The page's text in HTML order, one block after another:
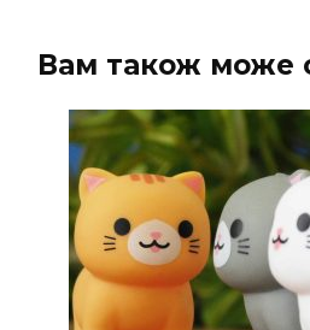
Вам також може